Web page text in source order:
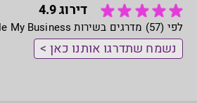
דירוג 4.9
לפי (57) מדרגים בשירות Google My Business.
נשמח שתדרגו אותנו כאן >